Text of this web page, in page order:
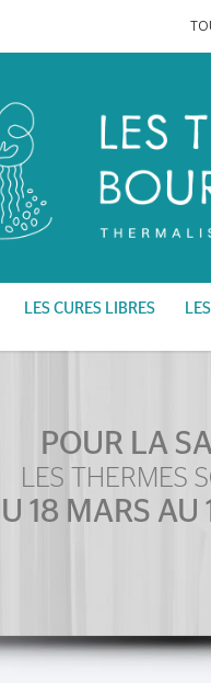
LES CURES LIBRES
POUR LA
LES THERMES
18 MARS